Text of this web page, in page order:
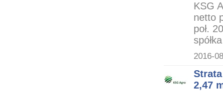
KSG
netto
poł.
2016-
2,47